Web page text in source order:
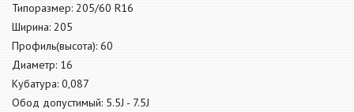
Типоразмер: 205/60 R16
Ширина: 205
Профиль(высота): 60
Диаметр: 16
Кубатура: 0,087
Обод допустимый: 5.5J - 7.5J